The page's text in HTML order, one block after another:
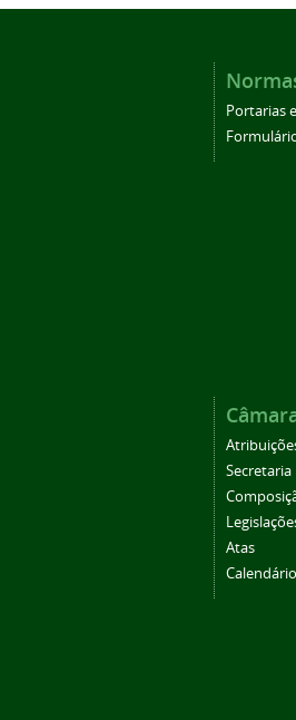
Portarias
Secretaria
Atas